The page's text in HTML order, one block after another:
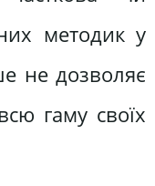
методик у
не дозволяє
гаму своїх